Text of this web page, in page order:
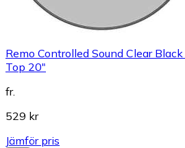
Remo Controlled Sound Clear
Top 20"
fr.
529 kr
Jämför pris